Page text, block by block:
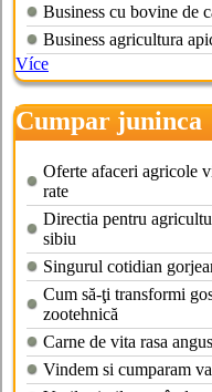
Business cu bovine de
Business agricultura
Více
Cumpar juninca
Oferte afaceri agricole
rate
Directia pentru
sibiu
Singurul cotidian
Cum să-ţi transformi
zootehnică
Carne de vita rasa
Vindem si cumparam